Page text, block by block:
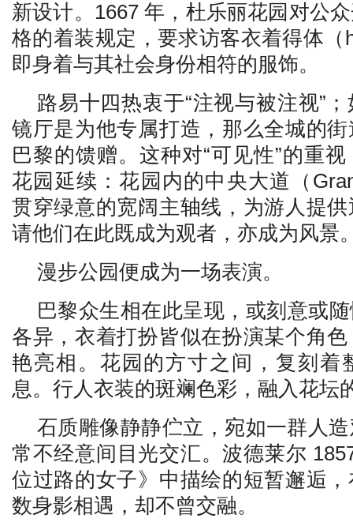
新设计。1667 年，杜乐丽花园对公
格的着装规定，要求访客衣着得体
即身着与其社会身份相符的服饰。
路易十四热衷于“注视与被注视”
镜厅是为他专属打造，那么全城的
巴黎的馈赠。这种对“可见性”的重
花园延续：花园内的中央大道（
贯穿绿意的宽阔主轴线，为游人提
请他们在此既成为观者，亦成为风景
漫步公园便成为一场表演。
巴黎众生相在此呈现，或刻意或
各异，衣着打扮皆似在扮演某个角
艳亮相。花园的方寸之间，复刻着
息。行人衣装的斑斓色彩，融入花坛
石质雕像静静伫立，宛如一群人
常不经意间目光交汇。波德莱尔
位过路的女子》中描绘的短暂邂逅
数身影相遇，却不曾交融。